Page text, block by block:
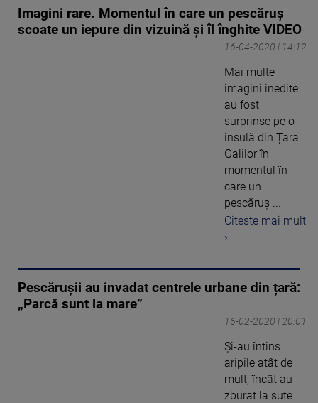
Imagini rare. Momentul în care un pescăruș
scoate un iepure din vizuină şi îl înghite VIDEO
16-04-2020 | 14:12
Mai multe
imagini inedite
au fost
surprinse pe o
insulă din Țara
Galilor în
momentul în
care un
pescăruș ...
Citeste mai mult
›
Pescărușii au invadat centrele urbane din țară:
„Parcă sunt la mare”
16-02-2020 | 20:01
Și-au întins
aripile atât de
mult, încât au
zburat la sute